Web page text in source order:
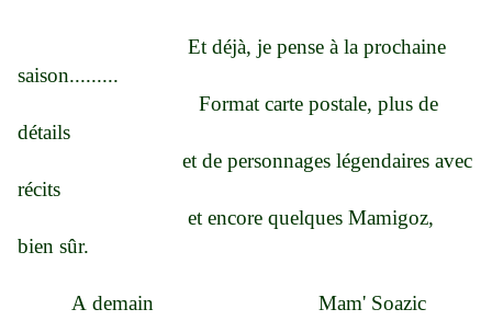
Et déjà, je pense à la prochaine
saison.........
Format carte postale, plus de
détails
et de personnages légendaires avec
récits
et encore quelques Mamigoz,
bien sûr.
A demain Mam' Soazic